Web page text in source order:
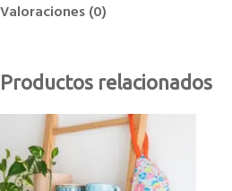
Valoraciones (0)
Productos relacionados